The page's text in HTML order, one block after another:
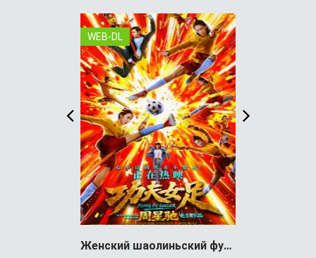
WEB-DL
Женский шаолиньский футбол (фильм 2026)